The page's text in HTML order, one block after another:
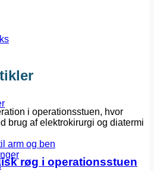
arm og ben
røg i operationsstuen